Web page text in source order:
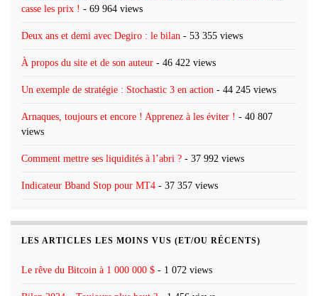
casse les prix ! - 69 964 views
Deux ans et demi avec Degiro : le bilan - 53 355 views
À propos du site et de son auteur - 46 422 views
Un exemple de stratégie : Stochastic 3 en action - 44 245 views
Arnaques, toujours et encore ! Apprenez à les éviter ! - 40 807
views
Comment mettre ses liquidités à l’abri ? - 37 992 views
Indicateur Bband Stop pour MT4 - 37 357 views
LES ARTICLES LES MOINS VUS (ET/OU RÉCENTS)
Le rêve du Bitcoin à 1 000 000 $ - 1 072 views